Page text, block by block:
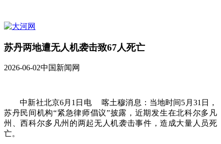
苏丹两地遭无人机袭击致67人死亡
2026-06-02中国新闻网
中新社北京6月1日电 喀土穆消息：当地时间5月31日，
苏丹民间机构“紧急律师倡议”披露，近期发生在北科尔多凡
州、西科尔多凡州的两起无人机袭击事件，造成大量人员死
亡。